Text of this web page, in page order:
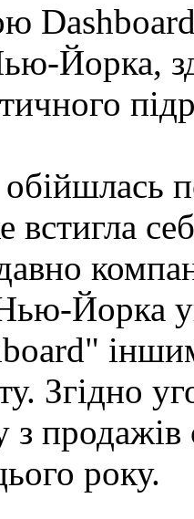
Йорка,
встигла
Йорка
Згідно
з
року.